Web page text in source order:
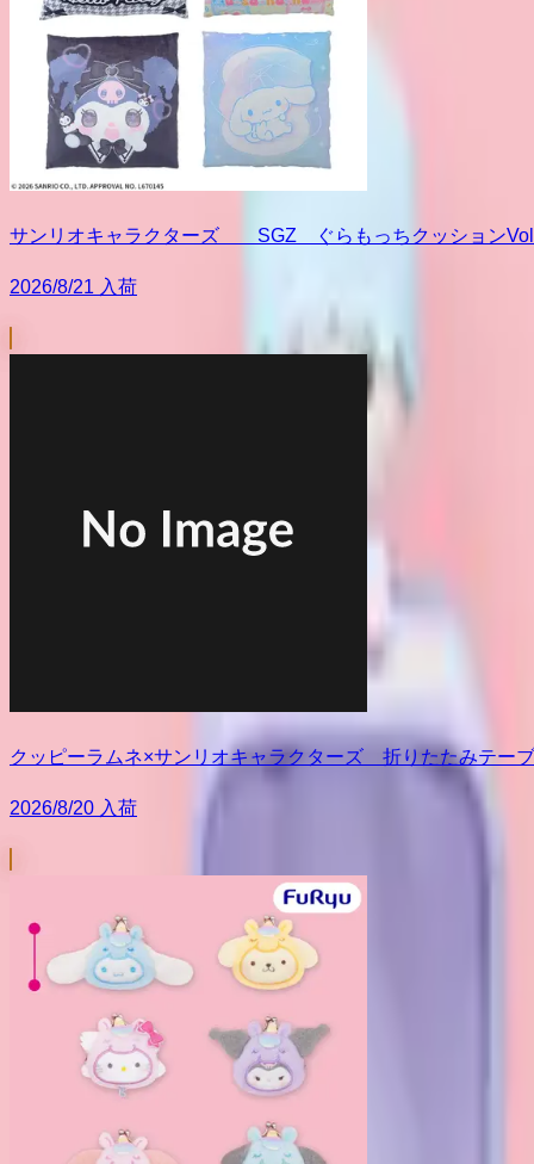
サンリオキャラクターズ SGZ ぐらもっちクッション
2026/8/21 入荷
クッピーラムネ×サンリオキャラクターズ 折りたたみテー
2026/8/20 入荷